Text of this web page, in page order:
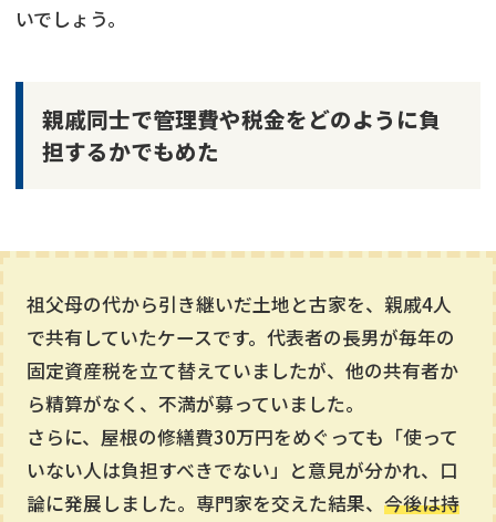
いでしょう。
親戚同士で管理費や税金をどのように負
担するかでもめた
祖父母の代から引き継いだ土地と古家を、親戚4人
で共有していたケースです。代表者の長男が毎年の
固定資産税を立て替えていましたが、他の共有者か
ら精算がなく、不満が募っていました。
さらに、屋根の修繕費30万円をめぐっても「使って
いない人は負担すべきでない」と意見が分かれ、口
論に発展しました。専門家を交えた結果、 今後は持